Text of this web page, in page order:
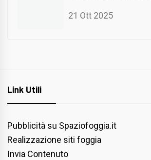
21 Ott 2025
Link Utili
Pubblicità su Spaziofoggia.it
Realizzazione siti foggia
Invia Contenuto